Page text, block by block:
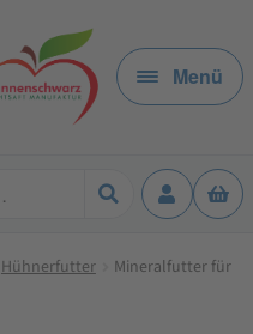
Menü
Hühnerfutter
Mineralfutter für